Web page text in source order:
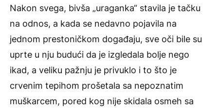
Nakon svega, bivša „uraganka“ stavila je tačku
na odnos, a kada se nedavno pojavila na
jednom prestoničkom događaju, sve oči bile su
uprte u nju budući da je izgledala bolje nego
ikad, a veliku pažnju je privuklo i to što je
crvenim tepihom prošetala sa nepoznatim
muškarcem, pored kog nije skidala osmeh sa